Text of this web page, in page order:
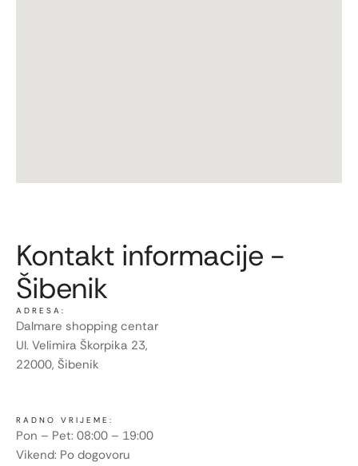
Kontakt informacije -
Šibenik
ADRESA:
Dalmare shopping centar
Ul. Velimira Škorpika 23,
22000, Šibenik
RADNO VRIJEME:
Pon – Pet: 08:00 – 19:00
Vikend: Po dogovoru